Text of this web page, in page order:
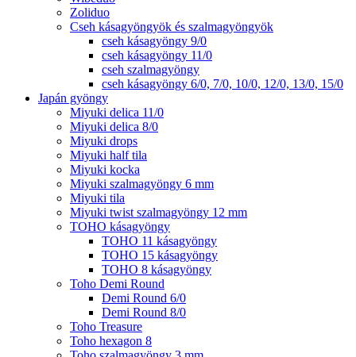
Zoliduo
Cseh kásagyöngyök és szalmagyöngyök
cseh kásagyöngy 9/0
cseh kásagyöngy 11/0
cseh szalmagyöngy
cseh kásagyöngy 6/0, 7/0, 10/0, 12/0, 13/0, 15/0
Japán gyöngy
Miyuki delica 11/0
Miyuki delica 8/0
Miyuki drops
Miyuki half tila
Miyuki kocka
Miyuki szalmagyöngy 6 mm
Miyuki tila
Miyuki twist szalmagyöngy 12 mm
TOHO kásagyöngy
TOHO 11 kásagyöngy
TOHO 15 kásagyöngy
TOHO 8 kásagyöngy
Toho Demi Round
Demi Round 6/0
Demi Round 8/0
Toho Treasure
Toho hexagon 8